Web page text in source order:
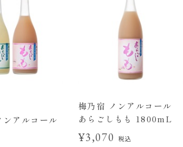
ンアルコール
梅乃宿 ノンアルコール
あらごしもも 1800mL
¥3,070 税込